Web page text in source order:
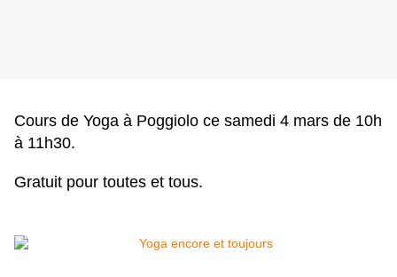
Cours de Yoga à Poggiolo ce samedi 4 mars de 10h
à 11h30.
Gratuit pour toutes et tous.